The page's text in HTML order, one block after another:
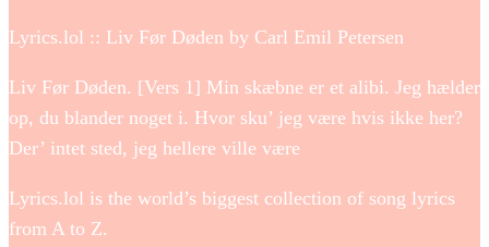
Lyrics.lol :: Liv Før Døden by Carl Emil Petersen
Liv Før Døden. [Vers 1] Min skæbne er et alibi. Jeg hælder
op, du blander noget i. Hvor sku’ jeg være hvis ikke her?
Der’ intet sted, jeg hellere ville være
Lyrics.lol is the world’s biggest collection of song lyrics
from A to Z.